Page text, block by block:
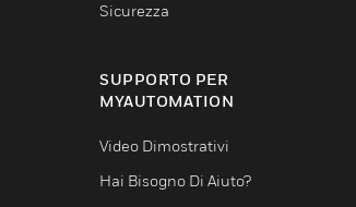
Sicurezza
SUPPORTO PER
MYAUTOMATION
Video Dimostrativi
Hai Bisogno Di Aiuto?